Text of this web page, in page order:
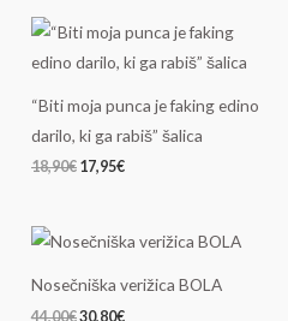
“Biti moja punca je faking edino
darilo, ki ga rabiš” šalica
18,90€
Izvirna
cena
je
18,90€.
17,95€
Trenutna
cena
je:
Nosečniška verižica BOLA
44,00€
Izvirna
cena
bila:
44,00€.
30,80€
Trenutna
cena
30,80€.